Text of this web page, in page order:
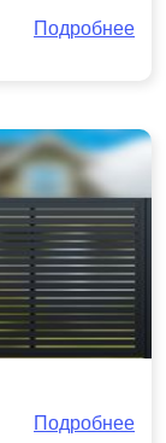
Подробнее
Подробнее